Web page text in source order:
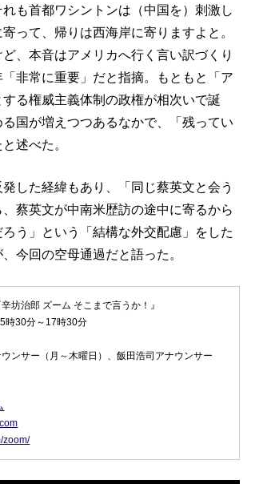
も首都ワシントンは（中国を）刺激し
って、帰りは西海岸に寄りますよと。
、本音はアメリカへ行く言い訳づくり
非常に重要」だと指摘。もともと「ア
る権威主義体制の政権が相次いで誕
国が増えつつあるなかで、「残ってい
述べた。
した経緯もあり、「同じ蔡英文と会う
蔡英文が中南米歴訪の途中に寄るから
う」という「結構な外交配慮」をした
今回の空母通過だと語った。
坊治郎 ズーム そこまで言うか！』
時30分～17時30分
ンサー（月～木曜日）、飯田浩司アナウンサー
zoom/